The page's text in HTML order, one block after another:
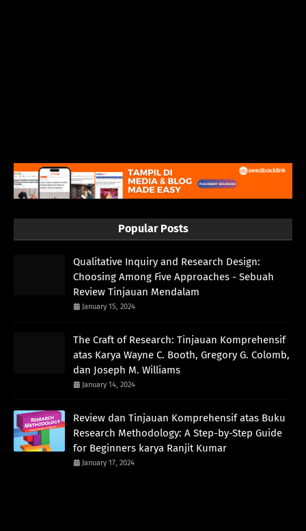
Popular Posts
Qualitative Inquiry and Research Design:
Choosing Among Five Approaches - Sebuah
Review Tinjauan Mendalam
January 15, 2024
The Craft of Research: Tinjauan Komprehensif
atas Karya Wayne C. Booth, Gregory G. Colomb,
dan Joseph M. Williams
January 14, 2024
Review dan Tinjauan Komprehensif atas Buku
Research Methodology: A Step-by-Step Guide
for Beginners karya Ranjit Kumar
January 17, 2024